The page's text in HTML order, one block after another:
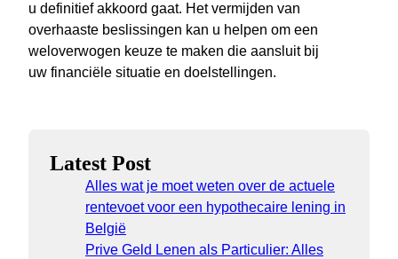
u definitief akkoord gaat. Het vermijden van
overhaaste beslissingen kan u helpen om een
weloverwogen keuze te maken die aansluit bij
uw financiële situatie en doelstellingen.
Latest Post
Alles wat je moet weten over de actuele
rentevoet voor een hypothecaire lening in
België
Prive Geld Lenen als Particulier: Alles